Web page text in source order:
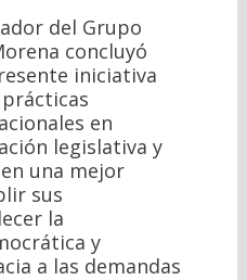
del Grupo
concluyó
iniciativa
en
legislativa y
una mejor
sus
la
y
a las demandas